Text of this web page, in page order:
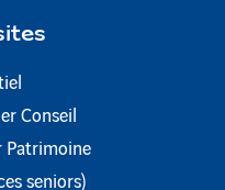
Conseil
Patrimoine
seniors)